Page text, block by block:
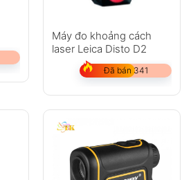
Máy đo khoảng cách
laser Leica Disto D2
Đã bán 341